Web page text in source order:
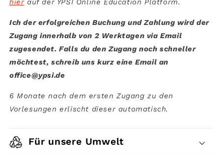
hierauf der YPSI Online EducationPlatform.
Ich der erfolgreichen Buchung und Zahlung wird der
Zugang innerhalb von 2 Werktagen via Email
zugesendet. Falls du den Zugang noch schneller
möchtest, schreib uns kurz eine Email an
office@ypsi.de
6 Monate nach dem ersten Zugang zu den
Vorlesungen erlischt dieser automatisch.
Für unsere Umwelt